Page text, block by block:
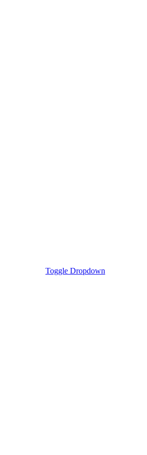
Toggle Dropdown